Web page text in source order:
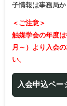
子情報は事務局か
＜ご注意＞
触媒学会の年度
月～）より入会
い。
入会申込ペー